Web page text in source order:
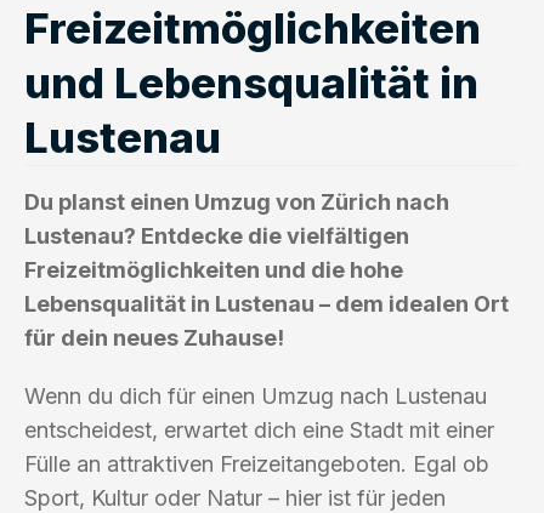
Freizeitmöglichkeiten
und Lebensqualität in
Lustenau
Du planst einen Umzug von Zürich nach
Lustenau? Entdecke die vielfältigen
Freizeitmöglichkeiten und die hohe
Lebensqualität in Lustenau – dem idealen Ort
für dein neues Zuhause!
Wenn du dich für einen Umzug nach Lustenau
entscheidest, erwartet dich eine Stadt mit einer
Fülle an attraktiven Freizeitangeboten. Egal ob
Sport, Kultur oder Natur – hier ist für jeden